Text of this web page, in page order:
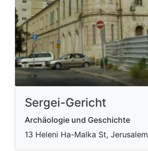
Sergei-Gericht
Archäologie und Geschichte
13 Heleni Ha-Malka St, Jerusalem